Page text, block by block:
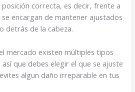
correcta, es decir, frente a
encargan de mantener ajustados
detrás de la cabeza.
mercado existen múltiples tipos
así que debes elegir el que se ajuste
algun daño irreparable en tus